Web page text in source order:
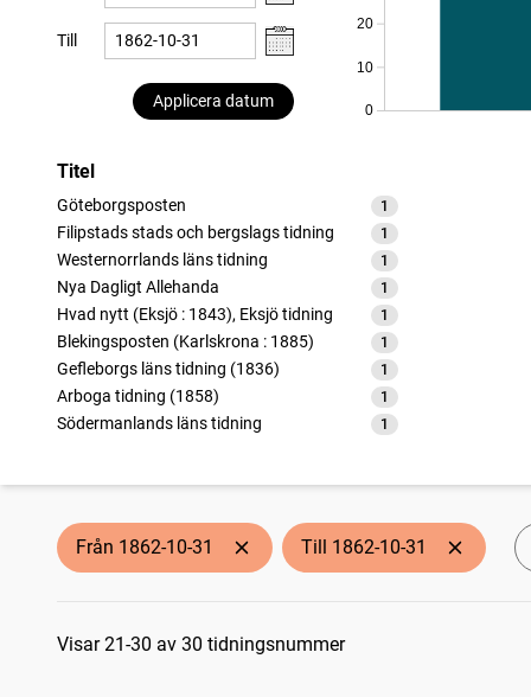
Till
Applicera datum
0
10
20
Titel
Göteborgsposten 1
träffar
Filipstads stads och bergslags tidning
1
träffar
Westernorrlands läns tidning
1
träffar
Nya Dagligt Allehanda
1
träffar
Hvad nytt (Eksjö : 1843), Eksjö tidning
1
träffar
Blekingsposten (Karlskrona : 1885)
1
träffar
Gefleborgs läns tidning (1836)
1
träffar
Arboga tidning (1858)
1
träffar
Södermanlands läns tidning
1
träffar
träffar
Upsala
träffar
Helsingen (Söderhamn : 1857)
träffar
Post- och inrikes tidningar
träffar
Från 1862-10-31 Till 1862-10-31
Sökresultat
Visar 21-30 av 30 tidningsnummer